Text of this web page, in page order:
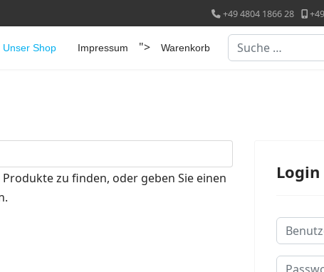
+49 4804 1866 28
Unser Shop Impressum "> Warenkorb Suchen
zu finden, oder geben Sie einen
Login
Passwort